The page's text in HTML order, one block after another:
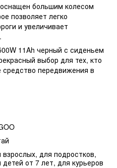
большим колесом
позволяет легко
и увеличивает
11Ah черный с сиденьем
выбор для тех, кто
передвижения в
взрослых, для подростков,
детей от 7 лет, для курьеров